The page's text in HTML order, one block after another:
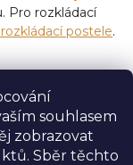
souhlasem
zobrazovat
Sběr těchto
Pro rozkládací
postele.
zásuvka jako
lehací plocha